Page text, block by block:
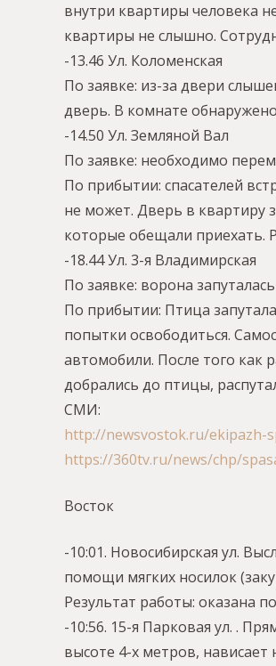
внутри квартиры человека
квартиры не слышно.
-13.46 Ул. Коломенская
По заявке: из-за двери
дверь. В комнате
-14.50 Ул. Земляной Вал
По заявке: необходимо
По прибытии: спасателей
не может. Дверь в квартиру
которые обещали приехать.
-18.44 Ул. 3-я Владимирская
По заявке: ворона
По прибытии: Птица
попытки освободиться.
автомобили. После того как
добрались до птицы,
СМИ:
http://newsvostok.ru/ekipazh-
https://360tv.ru/news/chp/
Восток
-10:01. Новосибирская ул.
помощи мягких носилок
Результат работы: оказана
-10:56. 15-я Парковая ул. .
высоте 4-х метров,